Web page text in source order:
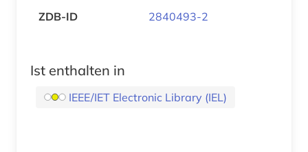
ZDB-ID 2840493-2
Ist enthalten in
IEEE/IET Electronic Library (IEL)